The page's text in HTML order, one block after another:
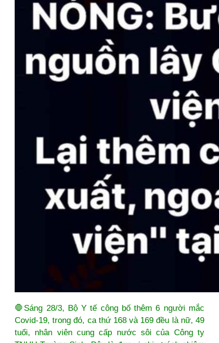
🛑Sáng 28/3, Bộ Y tế công bố thêm 6 người mắc
Covid-19, trong đó, ca thứ 168 và 169 đều là nữ, 49
tuổi, nhân viên cung cấp nước sôi của Công ty